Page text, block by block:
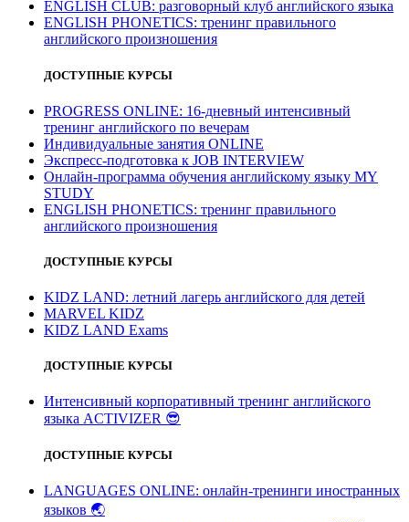
ENGLISH CLUB: разговорный клуб английского языка
ENGLISH PHONETICS: тренинг правильного
английского произношения
ДОСТУПНЫЕ КУРСЫ
PROGRESS ONLINE: 16-дневный интенсивный
тренинг английского по вечерам
Индивидуальные занятия ONLINE
Экспресс-подготовка к JOB INTERVIEW
Онлайн-программа обучения английскому языку MY
STUDY
ENGLISH PHONETICS: тренинг правильного
английского произношения
ДОСТУПНЫЕ КУРСЫ
KIDZ LAND: летний лагерь английского для детей
MARVEL KIDZ
KIDZ LAND Exams
ДОСТУПНЫЕ КУРСЫ
Интенсивный корпоративный тренинг английского
языка ACTIVIZER 😎
ДОСТУПНЫЕ КУРСЫ
LANGUAGES ONLINE: онлайн-тренинги иностранных
языков 🌏